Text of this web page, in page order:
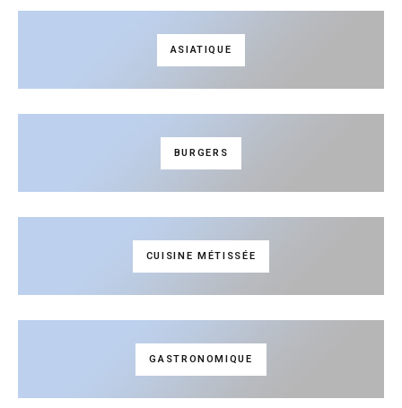
ASIATIQUE
BURGERS
CUISINE MÉTISSÉE
GASTRONOMIQUE